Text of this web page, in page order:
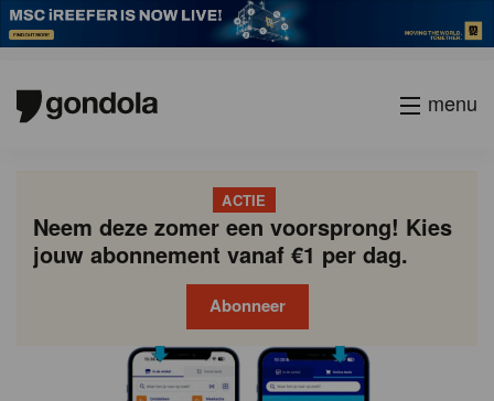
menu
ACTIE
Neem deze zomer een voorsprong! Kies
jouw abonnement vanaf €1 per dag.
Abonneer